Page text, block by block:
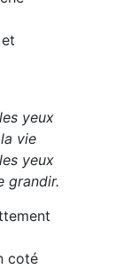
yeux
vie
yeux
grandir.
coté